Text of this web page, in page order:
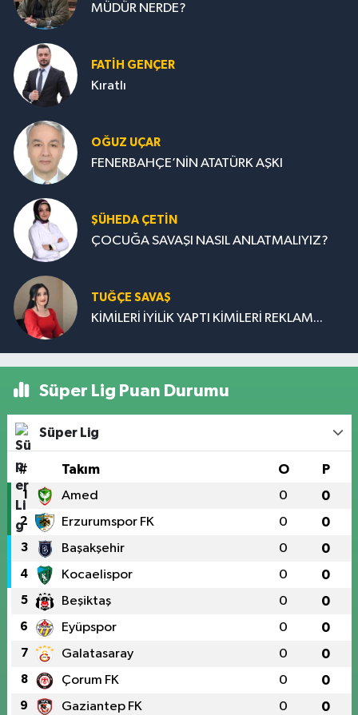
MÜDÜR NERDE?
FATIH GENÇER
Kıratlı
OĞUZ UÇAR
FENERBAHÇE’NİN ATATÜRK AŞKI
ŞÜHEDA ÇETİN
ÇOCUĞA SAVAŞI NASIL ANLATMALIYIZ?
TUĞÇE SAVAŞ
KİMİLERİ İYİLİK YAPTI KİMİLERİ REKLAM...
Süper Lig Puan Durumu
Süper Lig
# Takım O P
1 Amed 0 0
2 Erzurumspor FK 0 0
3 Başakşehir 0 0
4 Kocaelispor 0 0
5 Beşiktaş 0 0
6 Eyüpspor 0 0
7 Galatasaray 0 0
8 Çorum FK 0 0
9 Gaziantep FK 0 0